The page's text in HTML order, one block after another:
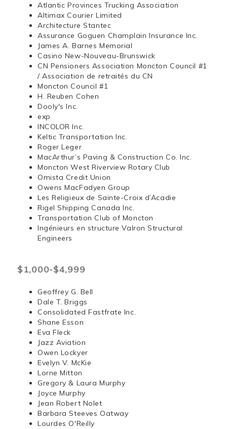
Atlantic Provinces Trucking Association
Altimax Courier Limited
Architecture Stantec
Assurance Goguen Champlain Insurance Inc.
James A. Barnes Memorial
Casino New-Nouveau-Brunswick
CN Pensioners Association Moncton Council #1
/ Association de retraités du CN
Moncton Council #1
H. Reuben Cohen
Dooly's Inc.
exp
INCOLOR Inc.
Keltic Transportation Inc.
Roger Leger
MacArthur’s Paving & Construction Co. Inc.
Moncton West Riverview Rotary Club
Omista Credit Union
Owens MacFadyen Group
Les Religieux de Sainte-Croix d’Acadie
Rigel Shipping Canada Inc.
Transportation Club of Moncton
Ingénieurs en structure Valron Structural
Engineers
$1,000-$4,999
Geoffrey G. Bell
Dale T. Briggs
Consolidated Fastfrate Inc.
Shane Esson
Eva Fleck
Jazz Aviation
Owen Lockyer
Evelyn V. McKie
Lorne Mitton
Gregory & Laura Murphy
Joyce Murphy
Jean Robert Nolet
Barbara Steeves Oatway
Lourdes O'Reilly